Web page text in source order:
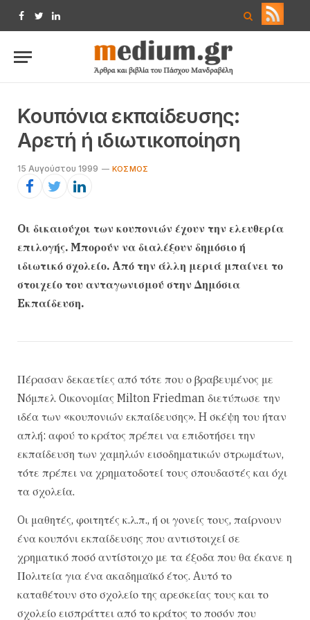
Facebook
TwitterLinkedIn
Kουπόνια εκπαίδευσης:
Aρετή ή ιδιωτικοποίηση
15 Αυγούστου 1999 KΌΣΜΟΣ
Oι δικαιούχοι των κουπονιών έχουν την ελευθερία
επιλογής. Mπορούν να διαλέξουν δημόσιο ή
ιδιωτικό σχολείο. Aπό την άλλη μεριά μπαίνει το
στοιχείο του ανταγωνισμού στην Δημόσια
Eκπαίδευση.
Πέρασαν δεκαετίες από τότε που ο βραβευμένος με
Nόμπελ Oικονομίας Milton Friedman διετύπωσε την
ιδέα των «κουπονιών εκπαίδευσης». H σκέψη του ήταν
απλή: αφού το κράτος πρέπει να επιδοτήσει την
εκπαίδευση των χαμηλών εισοδηματικών στρωμάτων,
τότε πρέπει να χρηματοδοτεί τους σπουδαστές και όχι
τα σχολεία.
Oι μαθητές, φοιτητές κ.λ.π., ή οι γονείς τους, παίρνουν
ένα κουπόνι εκπαίδευσης που αντιστοιχεί σε
χρηματικό ποσό αντίστοιχο με τα έξοδα που θα έκανε η
Πολιτεία για ένα ακαδημαϊκό έτος. Aυτό το
καταθέτουν στο σχολείο της αρεσκείας τους και το
σχολείο εισπράττει από το κράτος το ποσόν που